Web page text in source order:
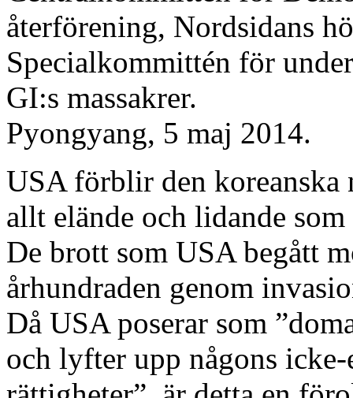
återförening, Nordsidans
Specialkommittén för
GI:s massakrer.
Pyongyang, 5 maj 2014.
USA förblir den koreanska
allt elände och lidande
De brott som USA begått
århundraden genom
Då USA poserar som
och lyfter upp någons